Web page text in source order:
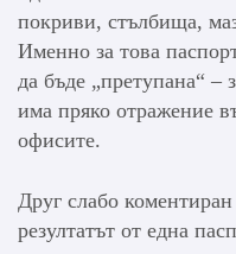
покриви, стълбища,
Именно за това
да бъде „претупана“ –
има пряко отражение
офисите.
Друг слабо
резултатът от една